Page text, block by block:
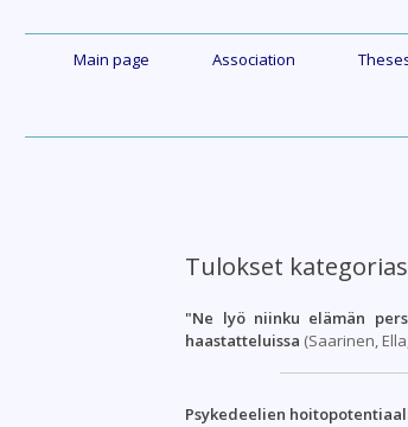
Main page Association
Tulokset
"Ne lyö niinku elämän
haastatteluissa (Saarinen,
Psykedeelien